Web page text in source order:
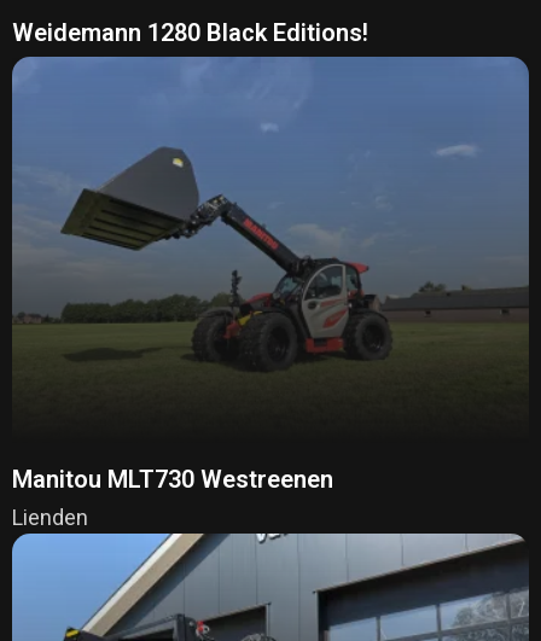
Weidemann 1280 Black Editions!
Manitou MLT730 Westreenen
Lienden